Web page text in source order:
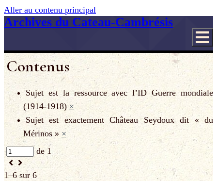
Aller au contenu principal
Archives du Cateau-Cambrésis
Contenus
Sujet est la ressource avec l’ID Guerre mondiale
(1914-1918) ×
Sujet est exactement Château Seydoux dit « du
Mérinos » ×
de 1
1–6 sur 6